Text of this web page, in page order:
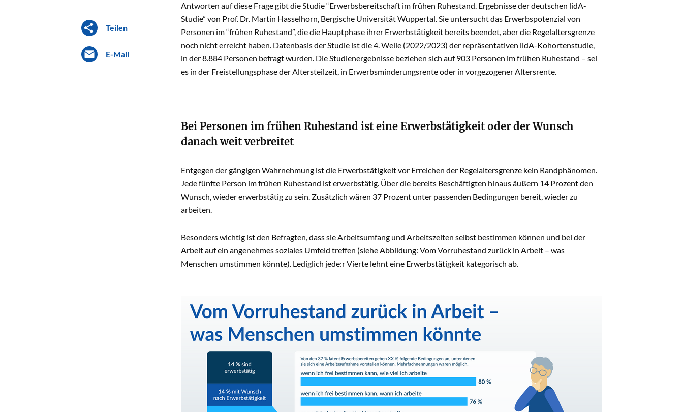
Teilen
E-Mail
Antworten auf diese Frage gibt die Studie “Erwerbsbereitschaft im frühen Ruhestand. Ergebnisse der deutschen lidA-
Studie” von Prof. Dr. Martin Hasselhorn, Bergische Universität Wuppertal. Sie untersucht das Erwerbspotenzial von
Personen im “frühen Ruhestand”, die die Hauptphase ihrer Erwerbstätigkeit bereits beendet, aber die Regelaltersgrenze
noch nicht erreicht haben. Datenbasis der Studie ist die 4. Welle (2022/2023) der repräsentativen lidA-Kohortenstudie,
in der 8.884 Personen befragt wurden. Die Studienergebnisse beziehen sich auf 903 Personen im frühen Ruhestand – sei
es in der Freistellungsphase der Altersteilzeit, in Erwerbsminderungsrente oder in vorgezogener Altersrente.
Bei Personen im frühen Ruhestand ist eine Erwerbstätigkeit oder der Wunsch
danach weit verbreitet
Entgegen der gängigen Wahrnehmung ist die Erwerbstätigkeit vor Erreichen der Regelaltersgrenze kein Randphänomen.
Jede fünfte Person im frühen Ruhestand ist erwerbstätig. Über die bereits Beschäftigten hinaus äußern 14 Prozent den
Wunsch, wieder erwerbstätig zu sein. Zusätzlich wären 37 Prozent unter passenden Bedingungen bereit, wieder zu
arbeiten.
Besonders wichtig ist den Befragten, dass sie Arbeitsumfang und Arbeitszeiten selbst bestimmen können und bei der
Arbeit auf ein angenehmes soziales Umfeld treffen (siehe Abbildung: Vom Vorruhestand zurück in Arbeit – was
Menschen umstimmen könnte). Lediglich jede:r Vierte lehnt eine Erwerbstätigkeit kategorisch ab.